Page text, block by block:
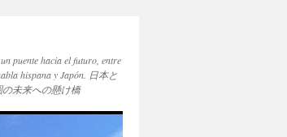
puente hacia el futuro, entre
hispana y Japón. 日本と
の未来への懸け橋